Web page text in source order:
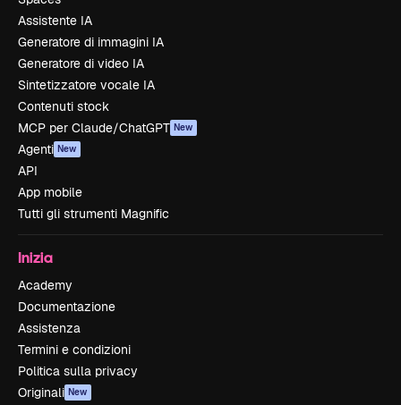
Assistente IA
Generatore di immagini IA
Generatore di video IA
Sintetizzatore vocale IA
Contenuti stock
MCP per Claude/ChatGPT New
Agenti New
API
App mobile
Tutti gli strumenti Magnific
Inizia
Academy
Documentazione
Assistenza
Termini e condizioni
Politica sulla privacy
Originali New